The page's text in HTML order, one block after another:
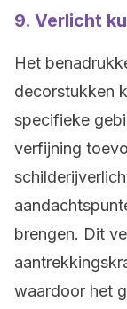
9. Verlicht
Het
decorstukken
specifieke
verfijning
brengen. Dit
waardoor het